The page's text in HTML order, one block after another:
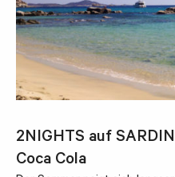
2NIGHTS auf
Coca Cola